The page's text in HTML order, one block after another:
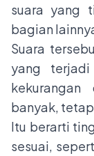
suara yang
bagian
Suara
yang
banyak,
Itu berarti
sesuai,